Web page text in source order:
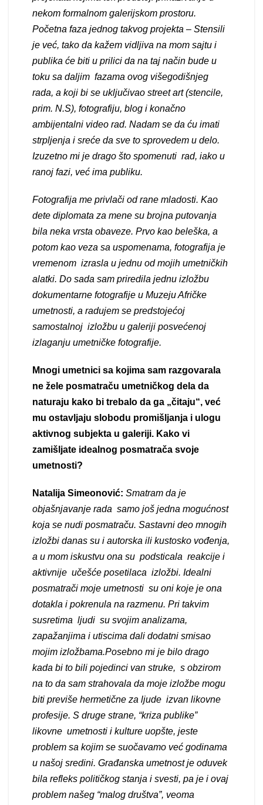
nekom formalnom galerijskom prostoru.
Početna faza jednog takvog projekta – Stensili
je već, tako da kažem vidljiva na mom sajtu i
publika će biti u prilici da na taj način bude u
toku sa daljim fazama ovog višegodišnjeg
rada, a koji bi se uključivao street art (stencile,
prim. N.S), fotografiju, blog i konačno
ambijentalni video rad. Nadam se da ću imati
strpljenja i sreće da sve to sprovedem u delo.
Izuzetno mi je drago što spomenuti rad, iako u
ranoj fazi, već ima publiku.
Fotografija me privlači od rane mladosti. Kao
dete diplomata za mene su brojna putovanja
bila neka vrsta obaveze. Prvo kao beleška, a
potom kao veza sa uspomenama, fotografija je
vremenom izrasla u jednu od mojih umetničkih
alatki. Do sada sam priredila jednu izložbu
dokumentarne fotografije u Muzeju Afričke
umetnosti, a radujem se predstojećoj
samostalnoj izložbu u galeriji posvećenoj
izlaganju umetničke fotografije.
Mnogi umetnici sa kojima sam razgovarala
ne žele posmatraču umetničkog dela da
naturaju kako bi trebalo da ga „čitaju“, već
mu ostavljaju slobodu promišljanja i ulogu
aktivnog subjekta u galeriji. Kako vi
zamišljate idealnog posmatrača svoje
umetnosti?
Natalija Simeonović: Smatram da je
objašnjavanje rada samo još jedna mogućnost
koja se nudi posmatraču. Sastavni deo mnogih
izložbi danas su i autorska ili kustosko vođenja,
a u mom iskustvu ona su podsticala reakcije i
aktivnije učešće posetilaca izložbi. Idealni
posmatrači moje umetnosti su oni koje je ona
dotakla i pokrenula na razmenu. Pri takvim
susretima ljudi su svojim analizama,
zapažanjima i utiscima dali dodatni smisao
mojim izložbama.Posebno mi je bilo drago
kada bi to bili pojedinci van struke, s obzirom
na to da sam strahovala da moje izložbe mogu
biti previše hermetične za ljude izvan likovne
profesije. S druge strane, “kriza publike”
likovne umetnosti i kulture uopšte, jeste
problem sa kojim se suočavamo već godinama
u našoj sredini. Građanska umetnost je oduvek
bila refleks političkog stanja i svesti, pa je i ovaj
problem našeg “malog društva”, veoma